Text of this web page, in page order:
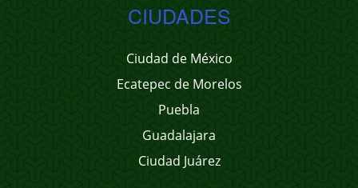
CIUDADES
Ciudad de México
Ecatepec de Morelos
Puebla
Guadalajara
Ciudad Juárez